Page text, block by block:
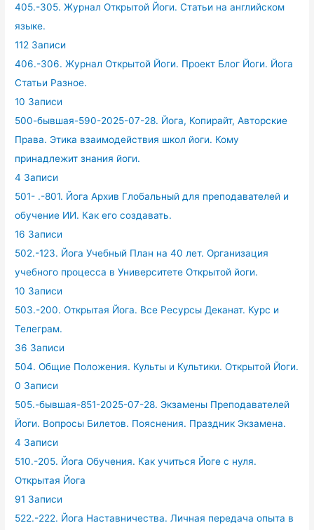
405.-305. Журнал Открытой Йоги. Статьи на английском
языке.
112 Записи
406.-306. Журнал Открытой Йоги. Проект Блог Йоги. Йога
Статьи Разное.
10 Записи
500-бывшая-590-2025-07-28. Йога, Копирайт, Авторские
Права. Этика взаимодействия школ йоги. Кому
принадлежит знания йоги.
4 Записи
501- .-801. Йога Архив Глобальный для преподавателей и
обучение ИИ. Как его создавать.
16 Записи
502.-123. Йога Учебный План на 40 лет. Организация
учебного процесса в Университете Открытой йоги.
10 Записи
503.-200. Открытая Йога. Все Ресурсы Деканат. Курс и
Телеграм.
36 Записи
504. Общие Положения. Культы и Культики. Открытой Йоги.
0 Записи
505.-бывшая-851-2025-07-28. Экзамены Преподавателей
Йоги. Вопросы Билетов. Пояснения. Праздник Экзамена.
4 Записи
510.-205. Йога Обучения. Как учиться Йоге с нуля.
Открытая Йога
91 Записи
522.-222. Йога Наставничества. Личная передача опыта в